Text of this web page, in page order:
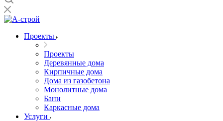
Проекты
Проекты
Деревянные дома
Кирпичные дома
Дома из газобетона
Монолитные дома
Бани
Каркасные дома
Услуги